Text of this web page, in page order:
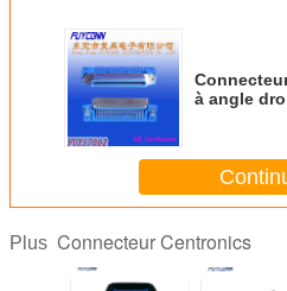
à angle
Plus Connecteur Centronics